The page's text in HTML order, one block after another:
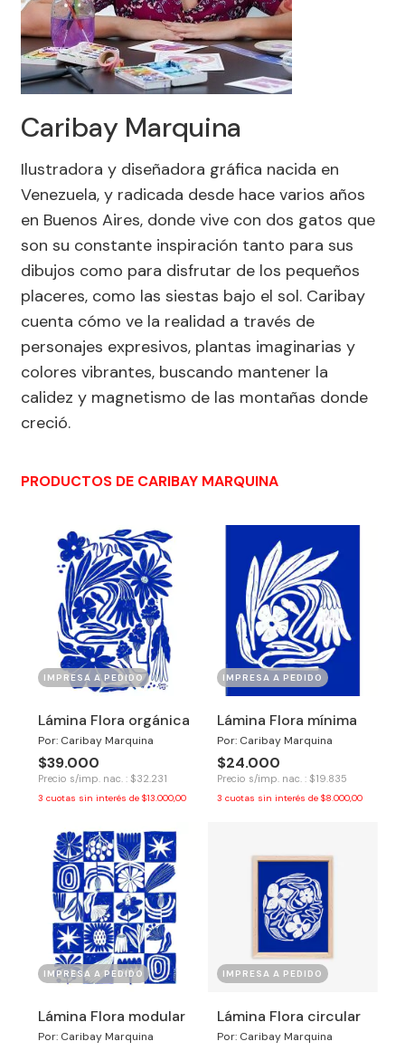
Caribay Marquina
Ilustradora y diseñadora gráfica nacida en
Venezuela, y radicada desde hace varios años
en Buenos Aires, donde vive con dos gatos que
son su constante inspiración tanto para sus
dibujos como para disfrutar de los pequeños
placeres, como las siestas bajo el sol. Caribay
cuenta cómo ve la realidad a través de
personajes expresivos, plantas imaginarias y
colores vibrantes, buscando mantener la
calidez y magnetismo de las montañas donde
creció.
PRODUCTOS DE CARIBAY MARQUINA
IMPRESA A PEDIDO
Lámina Flora orgánica
Por: Caribay Marquina
$39.000
Precio s/imp. nac. : $32.231
3 cuotas sin interés de $13.000,00
IMPRESA A PEDIDO
Lámina Flora mínima
Por: Caribay Marquina
$24.000
Precio s/imp. nac. : $19.835
3 cuotas sin interés de $8.000,00
IMPRESA A PEDIDO
Lámina Flora modular
Por: Caribay Marquina
IMPRESA A PEDIDO
Lámina Flora circular
Por: Caribay Marquina